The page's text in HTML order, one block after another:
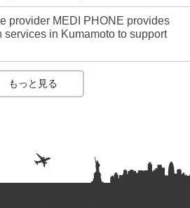
provider MEDI PHONE provides
services in Kumamoto to support
もっと見る